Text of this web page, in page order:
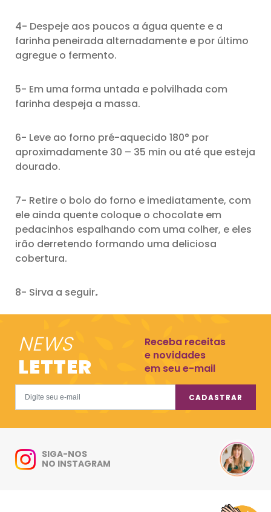
4- Despeje aos poucos a água quente e a
farinha peneirada alternadamente e por último
agregue o fermento.
5- Em uma forma untada e polvilhada com
farinha despeja a massa.
6- Leve ao forno pré-aquecido 180° por
aproximadamente 30 – 35 min ou até que esteja
dourado.
7- Retire o bolo do forno e imediatamente, com
ele ainda quente coloque o chocolate em
pedacinhos espalhando com uma colher, e eles
irão derretendo formando uma deliciosa
cobertura.
8- Sirva a seguir.
NEWS
LETTER
Receba receitas
e novidades
em seu e-mail
CADASTRAR
SIGA-NOS
NO INSTAGRAM